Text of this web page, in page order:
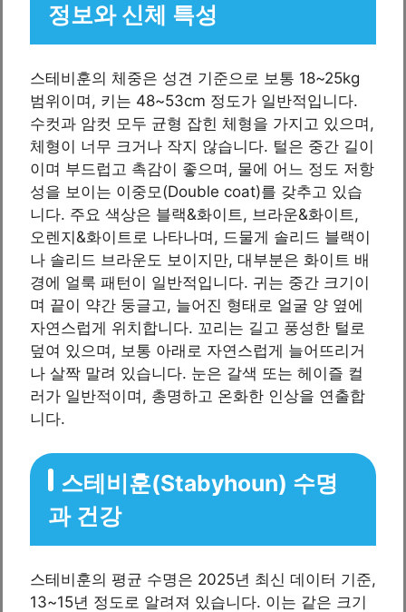
정보와 신체 특성
스테비훈의 체중은 성견 기준으로 보통 18~25kg
범위이며, 키는 48~53cm 정도가 일반적입니다.
수컷과 암컷 모두 균형 잡힌 체형을 가지고 있으며,
체형이 너무 크거나 작지 않습니다. 털은 중간 길이
이며 부드럽고 촉감이 좋으며, 물에 어느 정도 저항
성을 보이는 이중모(Double coat)를 갖추고 있습
니다. 주요 색상은 블랙&화이트, 브라운&화이트,
오렌지&화이트로 나타나며, 드물게 솔리드 블랙이
나 솔리드 브라운도 보이지만, 대부분은 화이트 배
경에 얼룩 패턴이 일반적입니다. 귀는 중간 크기이
며 끝이 약간 둥글고, 늘어진 형태로 얼굴 양 옆에
자연스럽게 위치합니다. 꼬리는 길고 풍성한 털로
덮여 있으며, 보통 아래로 자연스럽게 늘어뜨리거
나 살짝 말려 있습니다. 눈은 갈색 또는 헤이즐 컬
러가 일반적이며, 총명하고 온화한 인상을 연출합
니다.
스테비훈(Stabyhoun) 수명
과 건강
스테비훈의 평균 수명은 2025년 최신 데이터 기준,
13~15년 정도로 알려져 있습니다. 이는 같은 크기